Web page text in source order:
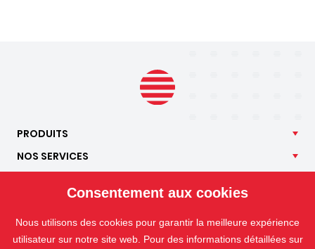
PRODUITS
NOS SERVICES
CONTACT
Consentement aux cookies
Nous utilisons des cookies pour garantir la meilleure expérience
utilisateur sur notre site web. Pour des informations détaillées sur